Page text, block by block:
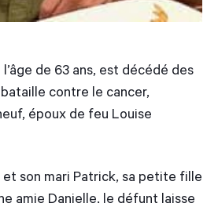
de 63 ans, est décédé des
contre le cancer,
époux de feu Louise
son mari Patrick, sa petite fille